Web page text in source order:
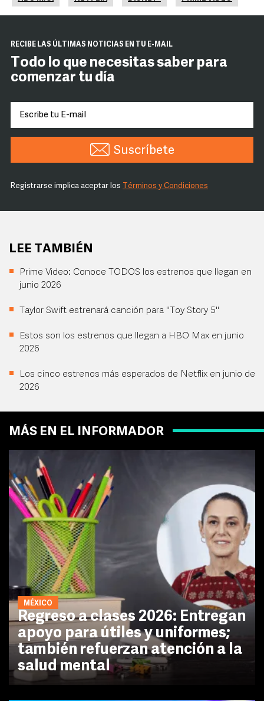
RECIBE LAS ÚLTIMAS NOTICIAS EN TU E-MAIL
Todo lo que necesitas saber para
comenzar tu día
Suscríbete
Registrarse implica aceptar los Términos y Condiciones
LEE TAMBIÉN
Prime Video: Conoce TODOS los estrenos que llegan en
junio 2026
Taylor Swift estrenará canción para "Toy Story 5"
Estos son los estrenos que llegan a HBO Max en junio
2026
Los cinco estrenos más esperados de Netflix en junio de
2026
MÁS EN EL INFORMADOR
MÉXICO
Regreso a clases 2026: Entregan
apoyo para útiles y uniformes;
también refuerzan atención a la
salud mental